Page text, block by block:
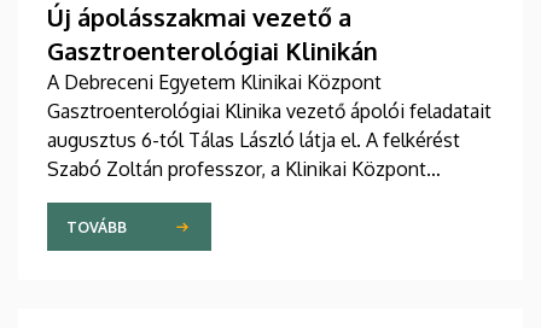
Új ápolásszakmai vezető a
Gasztroenterológiai Klinikán
A Debreceni Egyetem Klinikai Központ
Gasztroenterológiai Klinika vezető ápolói feladatait
augusztus 6-tól Tálas László látja el. A felkérést
Szabó Zoltán professzor, a Klinikai Központ
elnöke, valamint Szőllősi Anna ápolási és
szakdolgozói igazgató adta át pénteken
ünnepélyes keretek között az Elnöki Hivatalban.
TOVÁBB